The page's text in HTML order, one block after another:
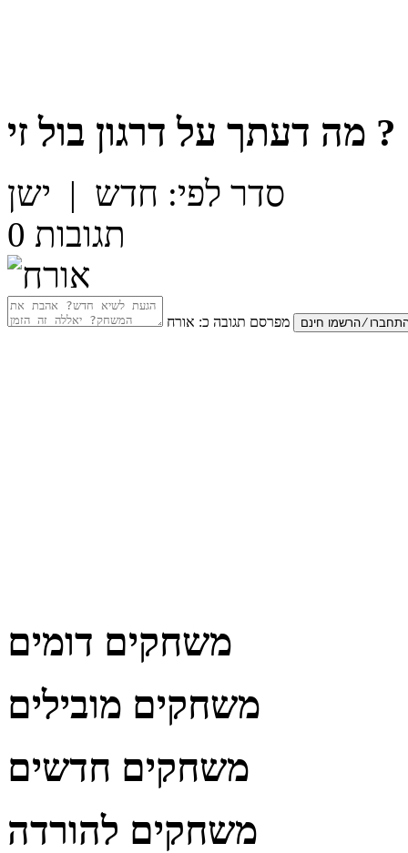
מה דעתך על דרגון בול זי ?
סדר לפי: חדש | ישן
0 תגובות
מפרסם תגובה כ: אורח
משחקים דומים
משחקים מובילים
משחקים חדשים
משחקים להורדה